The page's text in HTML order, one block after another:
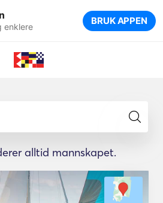
enklere BRUK APPEN
alltid mannskapet.